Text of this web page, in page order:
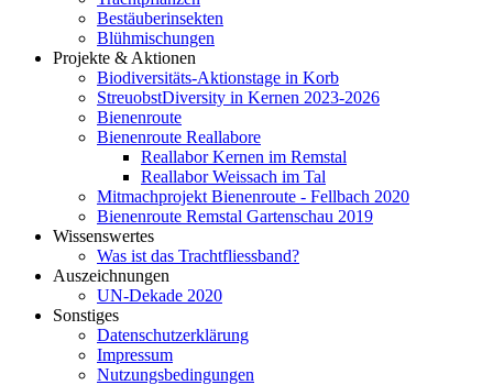
Bestäuberinsekten
Blühmischungen
Projekte & Aktionen
Biodiversitäts-Aktionstage in Korb
StreuobstDiversity in Kernen 2023-2026
Bienenroute
Bienenroute Reallabore
Reallabor Kernen im Remstal
Reallabor Weissach im Tal
Mitmachprojekt Bienenroute - Fellbach 2020
Bienenroute Remstal Gartenschau 2019
Wissenswertes
Was ist das Trachtfliessband?
Auszeichnungen
UN-Dekade 2020
Sonstiges
Datenschutzerklärung
Impressum
Nutzungsbedingungen